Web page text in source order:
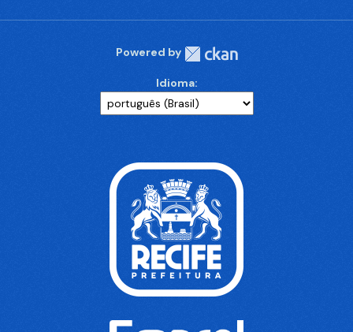
Powered by
Idioma